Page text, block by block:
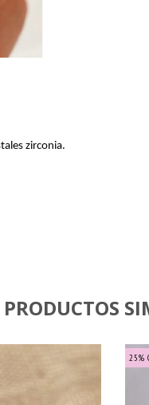
zirconia.
PRODUCTOS
25%